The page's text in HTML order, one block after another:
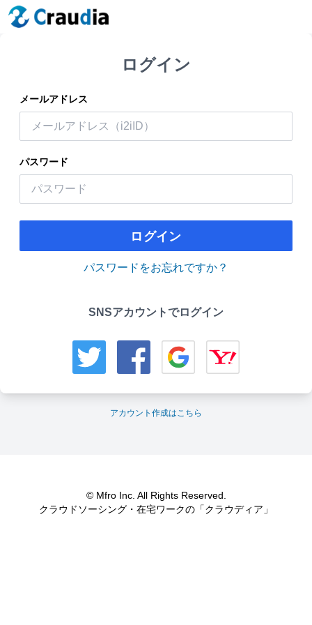
ログイン
メールアドレス
パスワード
ログイン
パスワードをお忘れですか？
SNSアカウントでログイン
アカウント作成はこちら
© Mfro Inc. All Rights Reserved.
クラウドソーシング・在宅ワークの「クラウディア」